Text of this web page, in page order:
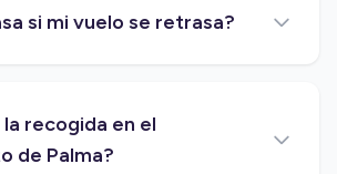
si mi vuelo se retrasa?
la recogida en el
de Palma?